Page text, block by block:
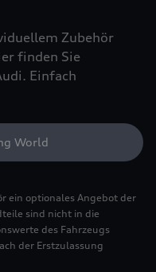
Zubehör
finden Sie
Einfach
World
ein optionales Angebot der
sind nicht in die
des Fahrzeugs
der Erstzulassung